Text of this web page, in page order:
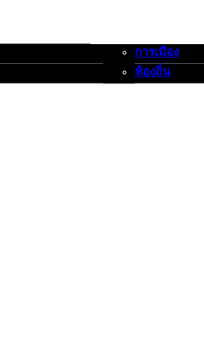
การเมือง-ท้องถิ่น
การเมือง
ท้องถิ่น